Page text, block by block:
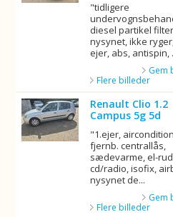
"tidligere
diesel partikel
nysynet, ikke
ejer, abs, antispin,
Gem
Flere billeder
Renault Clio 1.2
Campus 5g 5d
"1.ejer,
fjernb. centrallås,
sædevarme, el-
cd/radio, isofix,
nysynet de...
Gem
Flere billeder